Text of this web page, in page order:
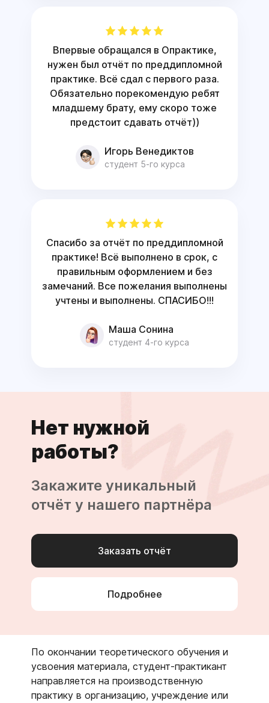
Впервые обращался в Опрактике,
нужен был отчёт по преддипломной
практике. Всё сдал с первого раза.
Обязательно порекомендую ребят
младшему брату, ему скоро тоже
предстоит сдавать отчёт))
Игорь Венедиктов
студент 5-го курса
Спасибо за отчёт по преддипломной
практике! Всё выполнено в срок, с
правильным оформлением и без
замечаний. Все пожелания выполнены
учтены и выполнены. СПАСИБО!!!
Маша Сонина
студент 4-го курса
Нет нужной
работы?
Закажите уникальный
отчёт у нашего партнёра
Заказать отчёт
Подробнее
По окончании теоретического обучения и
усвоения материала, студент-практикант
направляется на производственную
практику в организацию, учреждение или